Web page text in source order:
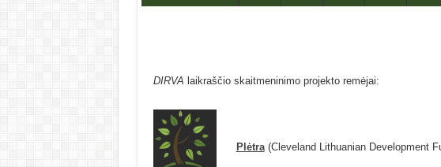
DIRVA laikraščio skaitmeninimo projekto remėjai:
Plėtra(Cleveland Lithuanian Development